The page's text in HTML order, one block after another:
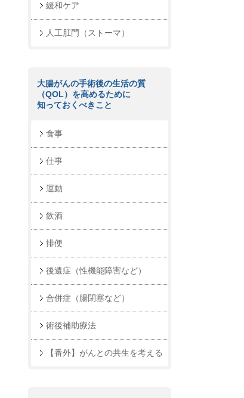
緩和ケア
人工肛門（ストーマ）
大腸がんの手術後の生活の質
（QOL）を高めるために
知っておくべきこと
食事
仕事
運動
飲酒
排便
後遺症（性機能障害など）
合併症（腸閉塞など）
術後補助療法
【番外】がんとの共生を考える